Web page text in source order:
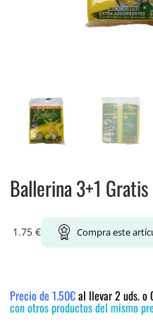
Ballerina 3+1
1.75 € Compra este
Precio de 1.50€al llevar 2 uds. o
con otros productos del mismo